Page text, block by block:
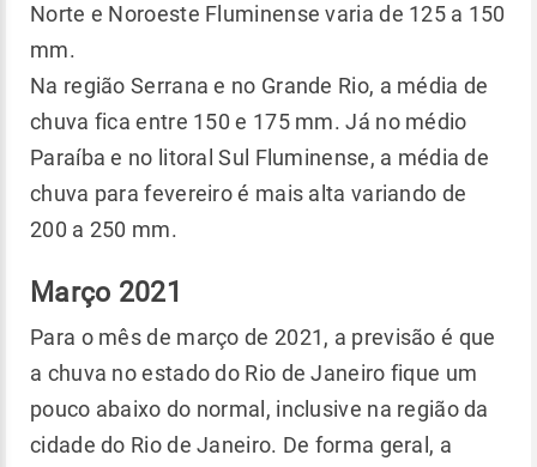
Norte e Noroeste Fluminense varia de 125 a 150
mm.
Na região Serrana e no Grande Rio, a média de
chuva fica entre 150 e 175 mm. Já no médio
Paraíba e no litoral Sul Fluminense, a média de
chuva para fevereiro é mais alta variando de
200 a 250 mm.
Março 2021
Para o mês de março de 2021, a previsão é que
a chuva no estado do Rio de Janeiro fique um
pouco abaixo do normal, inclusive na região da
cidade do Rio de Janeiro. De forma geral, a